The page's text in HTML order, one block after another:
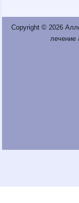
Copyright © 2026
лечение